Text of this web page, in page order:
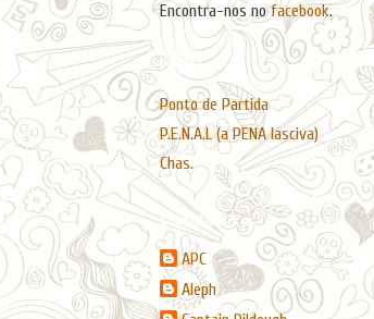
Encontra-nos nofacebook.
Páginas
Ponto de Partida
P.E.N.A.L (a PENA lasciva)
Chas.
Contribuidores
APC
Aleph